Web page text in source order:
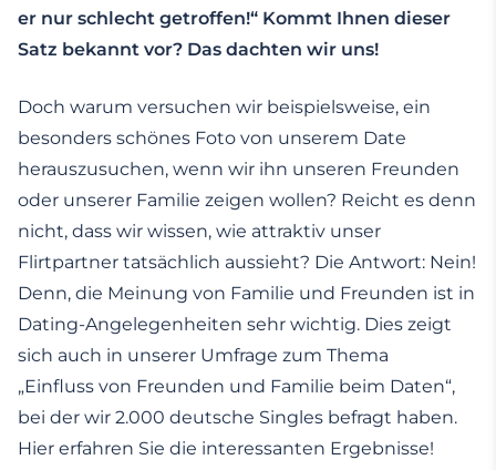
er nur schlecht getroffen!“ Kommt Ihnen dieser
Satz bekannt vor? Das dachten wir uns!
Doch warum versuchen wir beispielsweise, ein
besonders schönes Foto von unserem Date
herauszusuchen, wenn wir ihn unseren Freunden
oder unserer Familie zeigen wollen? Reicht es denn
nicht, dass wir wissen, wie attraktiv unser
Flirtpartner tatsächlich aussieht? Die Antwort: Nein!
Denn, die Meinung von Familie und Freunden ist in
Dating-Angelegenheiten sehr wichtig. Dies zeigt
sich auch in unserer Umfrage zum Thema
„Einfluss von Freunden und Familie beim Daten“,
bei der wir 2.000 deutsche Singles befragt haben.
Hier erfahren Sie die interessanten Ergebnisse!